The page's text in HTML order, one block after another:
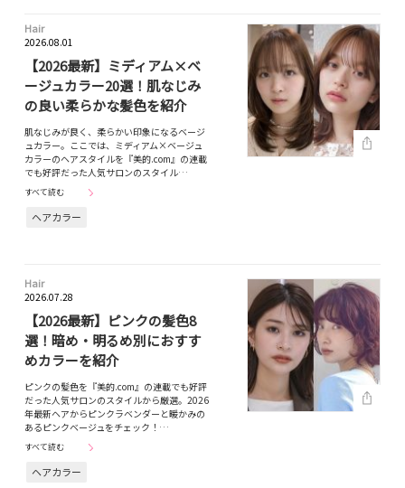
Hair
2026.08.01
【2026最新】ミディアム×ベ
ージュカラー20選！肌なじみ
の良い柔らかな髪色を紹介
肌なじみが良く、柔らかい印象になるベージ
ュカラー。ここでは、ミディアム×ベージュ
カラーのヘアスタイルを『美的.com』の連載
でも好評だった人気サロンのスタイル…
すべて読む
ヘアカラー
Hair
2026.07.28
【2026最新】ピンクの髪色8
選！暗め・明るめ別におすす
めカラーを紹介
ピンクの髪色を『美的.com』の連載でも好評
だった人気サロンのスタイルから厳選。2026
年最新ヘアからピンクラベンダーと暖かみの
あるピンクベージュをチェック！…
すべて読む
ヘアカラー